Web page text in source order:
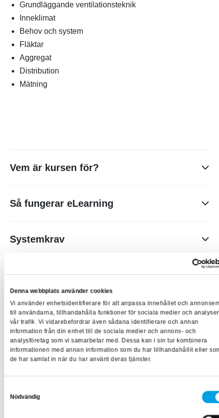
Denna webbplats använder cookies
Vi använder enhetsidentifierare för att anpassa innehållet och
till användarna, tillhandahålla funktioner för sociala medier och
vår trafik. Vi vidarebefordrar även sådana identifierare och annan
information från din enhet till de sociala medier och annons- och
analysföretag som vi samarbetar med. Dessa kan i sin tur kombinera
informationen med annan information som du har tillhandahållit eller
de har samlat in när du har använt deras tjänster.
Nödvändig
Grundläggande ventilationsteknik
Inneklimat
Behov och system
Fläktar
Aggregat
Distribution
Mätning
Vem är kursen för?
grundläggande kunskaper i ventilationsteknik och dess
Så fungerar eLearning
inloggningsuppgifter och en länk till lärplattformen. Din
Du läser utbildningen i din egen takt och kan pausa och
återgå där du var vid ett annat tillfälle. Du kan också gå
igenom utbildningen igen om du önskar repetera
kunskapen så länge din tillgänglighetsperiod är
pågående.
Systemkrav
Utbildning online kräver en stabil internetuppkoppling, vi
rekommenderar en uppkopplingshastighet på minst 1,5
Mbps.
Webbläsaren Google Chrome är ett bra system för att
säkra en stabil körning av onlineutbildning, den kan
laddas nerhär.
Pris och villkor